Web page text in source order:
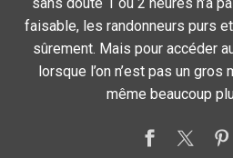
faisable, les randonneurs purs
sûrement. Mais pour accéder
lorsque l’on n’est pas un gros
même beaucoup